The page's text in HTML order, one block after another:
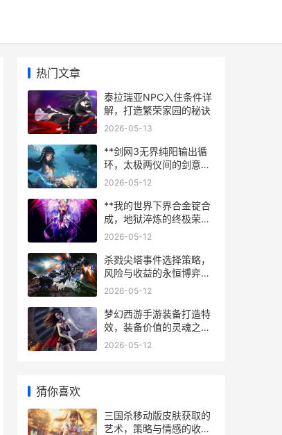
热门文章
泰拉瑞亚NPC入住条件详
解，打造繁荣家园的秘诀
2026-05-13
**剑网3无界纯阳输出循
环，太极两仪间的剑意流
转**
2026-05-12
**我的世界下界合金锭合
成，地狱淬炼的终极荣耀
**
2026-05-12
杀戮尖塔事件选择策略，
风险与收益的永恒博弈副
标题
2026-05-12
梦幻西游手游装备打造特
效，装备价值的灵魂之
光，副标题，特效如何决
2026-05-12
猜你喜欢
三国杀移动版皮肤获取的
艺术，策略与情感的收藏